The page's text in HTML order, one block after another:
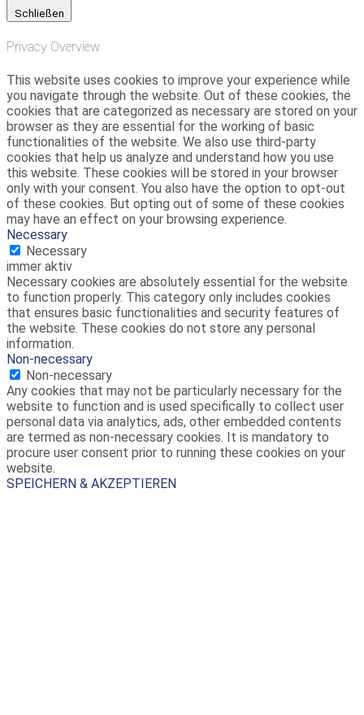
Schließen
Privacy Overview
This website uses cookies to improve your experience while
you navigate through the website. Out of these cookies, the
cookies that are categorized as necessary are stored on your
browser as they are essential for the working of basic
functionalities of the website. We also use third-party
cookies that help us analyze and understand how you use
this website. These cookies will be stored in your browser
only with your consent. You also have the option to opt-out
of these cookies. But opting out of some of these cookies
may have an effect on your browsing experience.
Necessary
Necessary
immer aktiv
Necessary cookies are absolutely essential for the website
to function properly. This category only includes cookies
that ensures basic functionalities and security features of
the website. These cookies do not store any personal
information.
Non-necessary
Non-necessary
Any cookies that may not be particularly necessary for the
website to function and is used specifically to collect user
personal data via analytics, ads, other embedded contents
are termed as non-necessary cookies. It is mandatory to
procure user consent prior to running these cookies on your
website.
SPEICHERN & AKZEPTIEREN